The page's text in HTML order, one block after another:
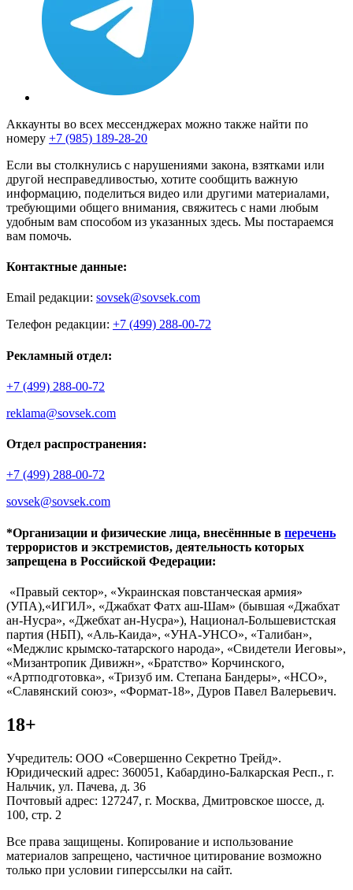
Аккаунты во всех мессенджерах можно также найти по
номеру +7 (985) 189-28-20
Если вы столкнулись с нарушениями закона, взятками или
другой несправедливостью, хотите сообщить важную
информацию, поделиться видео или другими материалами,
требующими общего внимания, свяжитесь с нами любым
удобным вам способом из указанных здесь. Мы постараемся
вам помочь.
Контактные данные:
Email редакции: sovsek@sovsek.com
Телефон редакции: +7 (499) 288-00-72
Рекламный отдел:
+7 (499) 288-00-72
reklama@sovsek.com
Отдел распространения:
+7 (499) 288-00-72
sovsek@sovsek.com
*Организации и физические лица, внесённные в перечень
террористов и экстремистов, деятельность которых
запрещена в Российской Федерации:
«Правый сектор», «Украинская повстанческая армия»
(УПА),«ИГИЛ», «Джабхат Фатх аш-Шам» (бывшая «Джабхат
ан-Нусра», «Джебхат ан-Нусра»), Национал-Большевистская
партия (НБП), «Аль-Каида», «УНА-УНСО», «Талибан»,
«Меджлис крымско-татарского народа», «Свидетели Иеговы»,
«Мизантропик Дивижн», «Братство» Корчинского,
«Артподготовка», «Тризуб им. Степана Бандеры», «НСО»,
«Славянский союз», «Формат-18», Дуров Павел Валерьевич.
18+
Учредитель: ООО «Совершенно Секретно Трейд».
Юридический адрес: 360051, Кабардино-Балкарская Респ., г.
Нальчик, ул. Пачева, д. 36
Почтовый адрес: 127247, г. Москва, Дмитровское шоссе, д.
100, стр. 2
Все права защищены. Копирование и использование
материалов запрещено, частичное цитирование возможно
только при условии гиперссылки на сайт.